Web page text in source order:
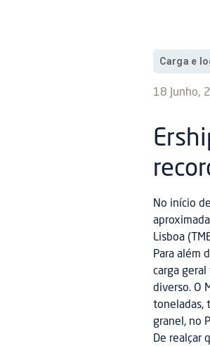
Carga e
18 Junho,
No início
Lisboa
Para além
carga
diverso. O
toneladas,
granel, no
De realçar